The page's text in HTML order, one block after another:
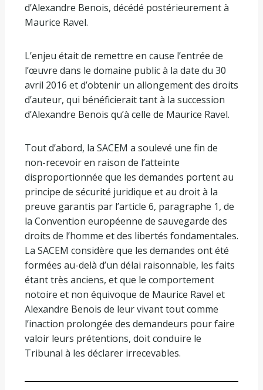
d’Alexandre Benois, décédé postérieurement à
Maurice Ravel.
L’enjeu était de remettre en cause l’entrée de
l’œuvre dans le domaine public à la date du 30
avril 2016 et d’obtenir un allongement des droits
d’auteur, qui bénéficierait tant à la succession
d’Alexandre Benois qu’à celle de Maurice Ravel.
Tout d’abord, la SACEM a soulevé une fin de
non-recevoir en raison de l’atteinte
disproportionnée que les demandes portent au
principe de sécurité juridique et au droit à la
preuve garantis par l’article 6, paragraphe 1, de
la Convention européenne de sauvegarde des
droits de l’homme et des libertés fondamentales.
La SACEM considère que les demandes ont été
formées au-delà d’un délai raisonnable, les faits
étant très anciens, et que le comportement
notoire et non équivoque de Maurice Ravel et
Alexandre Benois de leur vivant tout comme
l’inaction prolongée des demandeurs pour faire
valoir leurs prétentions, doit conduire le
Tribunal à les déclarer irrecevables.